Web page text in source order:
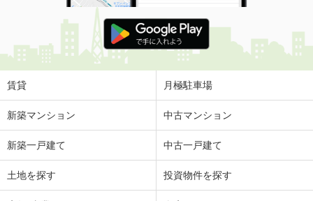
賃貸 月極駐車場
新築マンション 中古マンション
新築一戸建て 中古一戸建て
土地を探す 投資物件を探す